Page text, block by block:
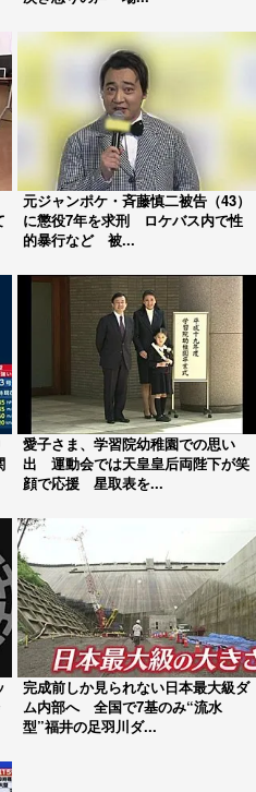
元ジャンポケ・斉藤慎二被告（43）
に懲役7年を求刑 ロケバス内で性
的暴行など 被...
愛子さま、学習院幼稚園での思い
出 運動会では天皇皇后両陛下が笑
顔で応援 星取表を...
完成前しか見られない日本最大級ダ
ム内部へ 全国で7基のみ“流水
型”福井の足羽川ダ...